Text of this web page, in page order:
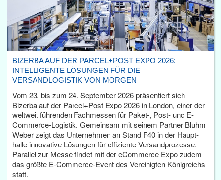
BIZERBA AUF DER PARCEL+POST EXPO 2026:
INTELLIGENTE LÖSUNGEN FÜR DIE
VERSANDLOGISTIK VON MORGEN
Vom 23. bis zum 24. September 2026 präsentiert sich
Bizerba auf der Parcel+Post Expo 2026 in London, einer der
weltweit führenden Fachmessen für Paket-, Post- und E-
Commerce-Logistik. Gemeinsam mit seinem Partner Bluhm
Weber zeigt das Unternehmen an Stand F40 in der Haupt­
halle innovative Lösungen für effiziente Versandprozesse.
Parallel zur Messe findet mit der eCommerce Expo zudem
das größte E-Commerce-Event des Vereinigten Königreichs
statt.